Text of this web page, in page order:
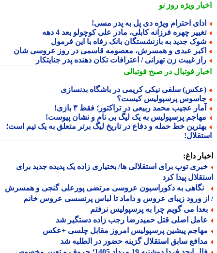
ویژهروز نو
احترام ویژه دی پل به پدر مسی!
چهره فرزانه کابلی، مادر علی کوچولو بعد 4 دهه
جدید به بازنشستگان بانک رفاه با این فرمول
عبدی و همسرش، معصومه قاسمی در روز عروسی شان
غیبت زن تهرانی / اعترافات تکان دهنده پدر جنایتکار
فوتبال در صبح فوتبالی
سلفی نیکی کریمی در باشگاه بدنسازی
پرسپولیس کیست؟
عجیب محمد ربیعی در تراکتور؛ فقط ۳ بازی!
پرسپولیس به یک لیگ بی نام و نشان پیوست!
خط حمله و دفاع در تاریخ لیگ برتر متعلق به یک تیم است؛
داغ:
توپ برای استقلالی ها/ بختیاری زاده یک پدیده جدید برای
پیدا کرد
به دکوراسیون عروسی مرتضی پورعلی گنجی و همسرش
ورود زیبای عروس و داماد تا لباس پرنسسی عروس خانم
می گویم چرا به پرسپولیس نرفتم
اصلی قتل حمیدرضا رجب زاده دستگیر شد
پیشین پرسپولیس امروز مقابل چلسی +عکس
سابق استقلال گزینه حضور در الطلبه شد